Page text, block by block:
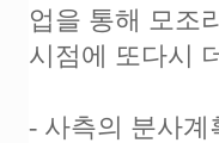
업을 통해 모조
시점에 또다시
- 사측의 분사계